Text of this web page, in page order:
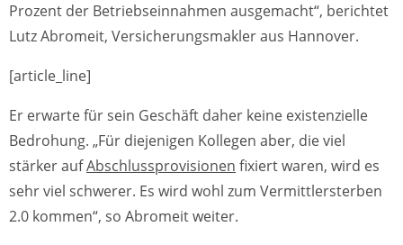
Prozent der Betriebseinnahmen ausgemacht“, berichtet
Lutz Abromeit, Versicherungsmakler aus Hannover.
[article_line]
Er erwarte für sein Geschäft daher keine existenzielle
Bedrohung. „Für diejenigen Kollegen aber, die viel
stärker aufAbschlussprovisionen fixiert waren, wird es
sehr viel schwerer. Es wird wohl zum Vermittlersterben
2.0 kommen“, so Abromeit weiter.